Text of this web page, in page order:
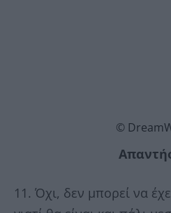
©
11. Όχι, δεν μπορεί να